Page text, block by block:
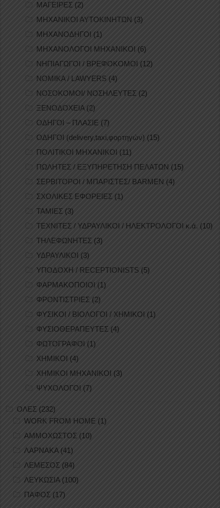
ΜΑΓΕΙΡΕΣ (2)
ΜΗΧΑΝΙΚΟΙ ΑΥΤΟΚΙΝΗΤΩΝ (3)
ΜΗΧΑΝΟΔΗΓΟΙ (1)
ΜΗΧΑΝΟΛΟΓΟΙ ΜΗΧΑΝΙΚΟΙ (6)
ΝΗΠΙΑΓΩΓΟΙ / ΒΡΕΦΟΚΟΜΟΙ (12)
ΝΟΜΙΚΑ / LAWYERS (4)
ΝΟΣΟΚΟΜΟΙ/ ΝΟΣΗΛΕΥΤΕΣ (2)
ΞΕΝΟΔΟΧΕΙΑ (2)
ΟΔΗΓΟΙ – ΠΛΑΣΙΕ (7)
ΟΔΗΓΟΙ (delivery,taxi,φορτηγών) (15)
ΠΟΛΙΤΙΚΟΙ ΜΗΧΑΝΙΚΟΙ (11)
ΠΩΛΗΤΕΣ / ΕΞΥΠΗΡΕΤΗΣΗ ΠΕΛΑΤΩΝ (15)
ΣΕΡΒΙΤΟΡΟΙ / ΜΠΑΡΙΣΤΕΣ/ BARMEN (4)
ΣΧΟΛΙΚΕΣ ΕΦΟΡΕΙΕΣ (1)
ΤΑΜΙΕΣ (3)
ΤΕΧΝΙΤΕΣ / ΥΔΡΑΥΛΙΚΟΙ / ΗΛΕΚΤΡΟΛΟΓΟΙ κ.ά. (10)
ΤΗΛΕΦΩΝΗΤΕΣ (3)
ΥΔΡΑΥΛΙΚΟΙ (3)
ΥΠΟΔΟΧΗ / RECEPTIONISTS (5)
ΦΑΡΜΑΚΟΠΟΙΟΙ (1)
ΦΡΟΝΤΙΣΤΡΙΕΣ (2)
ΦΥΣΙΚΟΙ / ΒΙΟΛΟΓΟΙ / ΧΗΜΙΚΟΙ (1)
ΦΥΣΙΟΘΕΡΑΠΕΥΤΕΣ (4)
ΦΩΤΟΓΡΑΦΟΙ (1)
ΧΗΜΙΚΟΙ (4)
ΧΗΜΙΚΟΙ ΜΗΧΑΝΙΚΟΙ (3)
ΨΥΧΟΛΟΓΟΙ (7)
ΟΛΕΣ (232)
WORK FROM HOME (1)
ΑΜΜΟΧΩΣΤΟΣ (10)
ΛΑΡΝΑΚΑ(41)
ΛΕΜΕΣΟΣ (84)
ΛΕΥΚΩΣΙΑ(100)
ΠΑΦΟΣ (17)